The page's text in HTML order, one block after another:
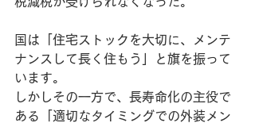
国は「住宅ストックを大切に、メンテ
ナンスして長く住もう」と旗を振って
います。
しかしその一方で、長寿命化の主役で
ある「適切なタイミングでの外装メン